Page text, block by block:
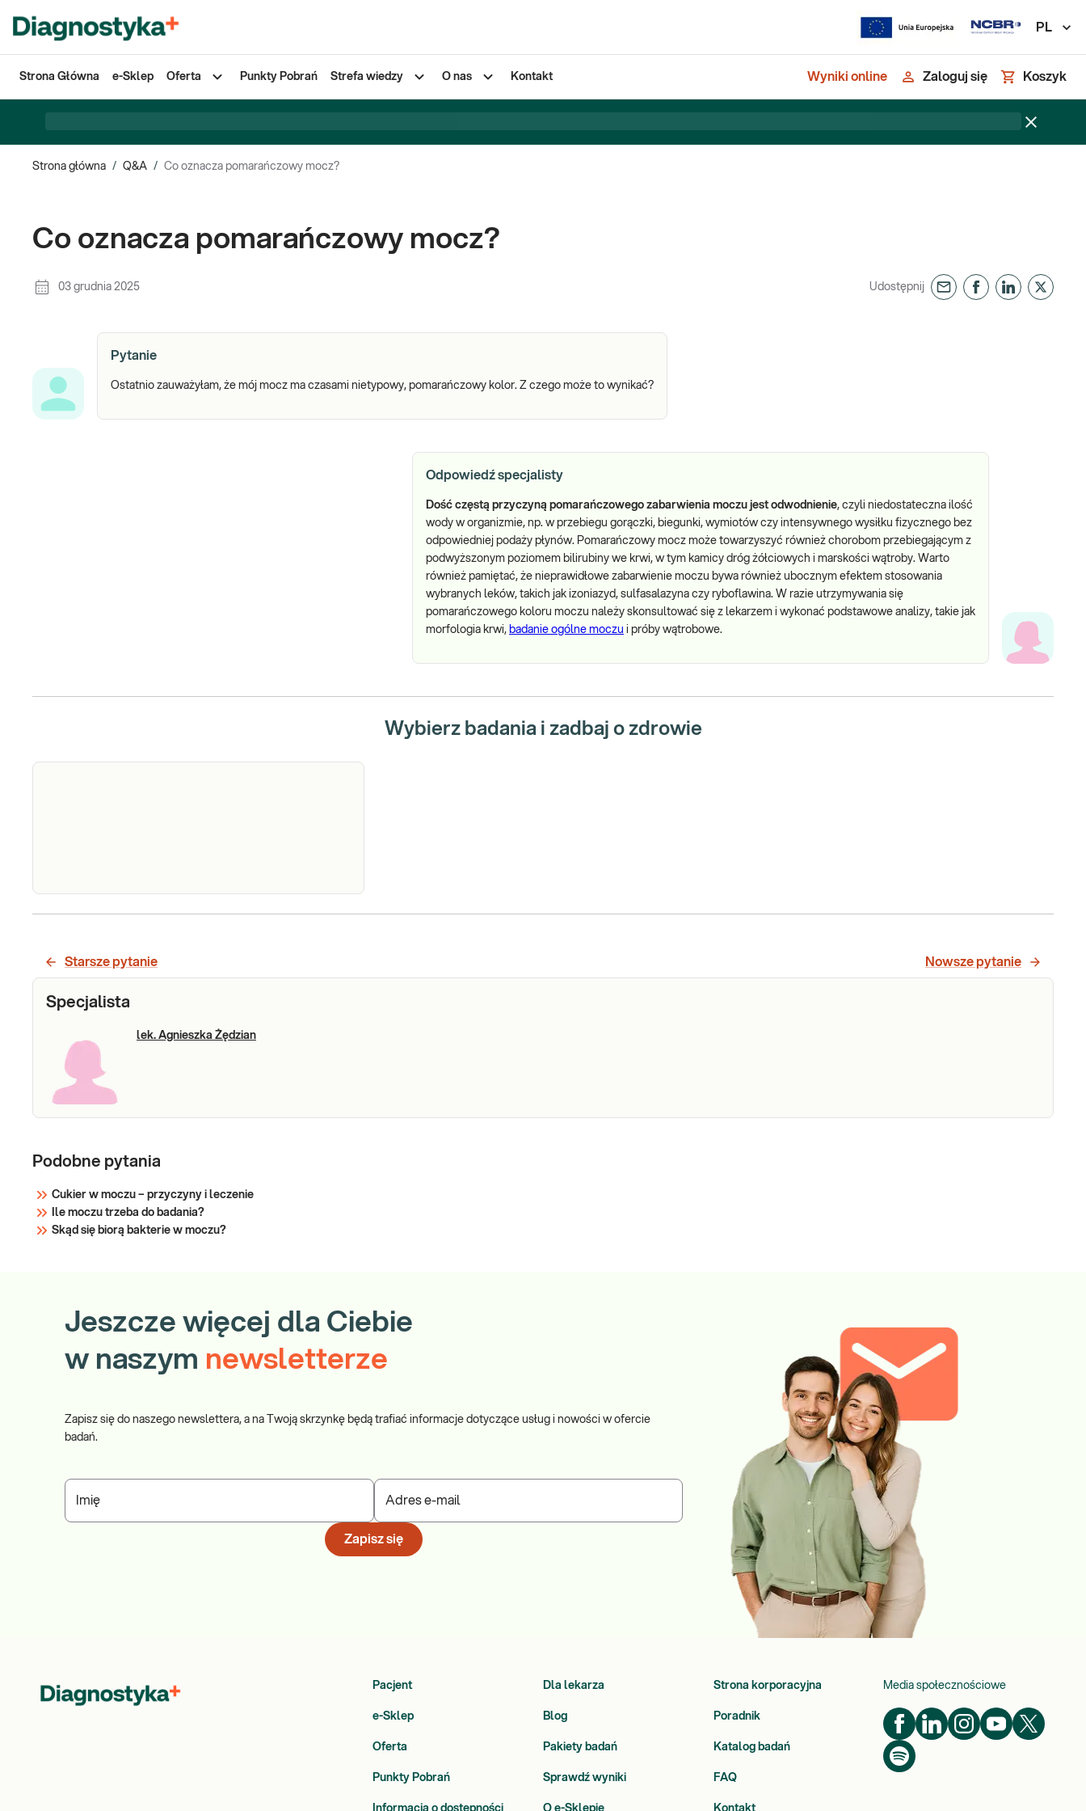
PL
Strona Główna e-Sklep Oferta Punkty Pobrań Strefa wiedzy O nas Kontakt Wyniki online Zaloguj się Koszyk
Strona główna / Q&A / Co oznacza pomarańczowy mocz?
Co oznacza pomarańczowy mocz?
03 grudnia 2025 Udostępnij
Pytanie
Ostatnio zauważyłam, że mój mocz ma czasami nietypowy, pomarańczowy kolor. Z czego może to wynikać?
Odpowiedź specjalisty
Dość częstą przyczyną pomarańczowego zabarwienia moczu jest odwodnienie, czyli niedostateczna ilość
wody w organizmie, np. w przebiegu gorączki, biegunki, wymiotów czy intensywnego wysiłku fizycznego bez
odpowiedniej podaży płynów. Pomarańczowy mocz może towarzyszyć również chorobom przebiegającym z
podwyższonym poziomem bilirubiny we krwi, w tym kamicy dróg żółciowych i marskości wątroby. Warto
również pamiętać, że nieprawidłowe zabarwienie moczu bywa również ubocznym efektem stosowania
wybranych leków, takich jak izoniazyd, sulfasalazyna czy ryboflawina. W razie utrzymywania się
pomarańczowego koloru moczu należy skonsultować się z lekarzem i wykonać podstawowe analizy, takie jak
morfologia krwi, badanie ogólne moczu i próby wątrobowe.
Wybierz badania i zadbaj o zdrowie
Mocz -
ogólne
Mocz - badanie ogólne. Badanie wykonywane w
nerek i układu moczowego oraz
organizmu, zwłaszcza związanych z chorobami
Starsze pytanie Nowsze pytanie
Specjalista
lek. Agnieszka Żędzian
Podobne pytania
Cukier w moczu – przyczyny i leczenie
Ile moczu trzeba do badania?
Skąd się biorą bakterie w moczu?
Jeszcze więcej dla Ciebie
w naszym newsletterze
Zapisz się do naszego newslettera, a na Twoją skrzynkę będą trafiać informacje dotyczące usług i nowości w ofercie
badań.
Imię Adres e-mail
Zapisz się
Pacjent Dla lekarza Strona korporacyjna
e-Sklep Blog Poradnik
Oferta Pakiety badań Katalog badań
Punkty Pobrań Sprawdź wyniki FAQ
Informacja o dostępności O e-Sklepie Kontakt
Media społecznościowe